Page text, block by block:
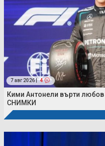
7 авг 2026 | 4
Кими Антонели върти
СНИМКИ